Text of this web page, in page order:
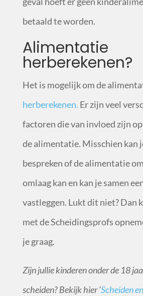
betaald te worden.
Alimentatie
herberekenen?
Het is mogelijk om de
herberekenen. Er zijn veel
factoren die van invloed zijn
de alimentatie. Misschien kan
bespreken of de alimentatie
omlaag kan en kan je samen
vastleggen. Lukt dit niet? Dan
met de Scheidingsprofs
je graag.
Zijn jullie kinderen onder de 18
scheiden? Bekijk hier ‘Scheiden